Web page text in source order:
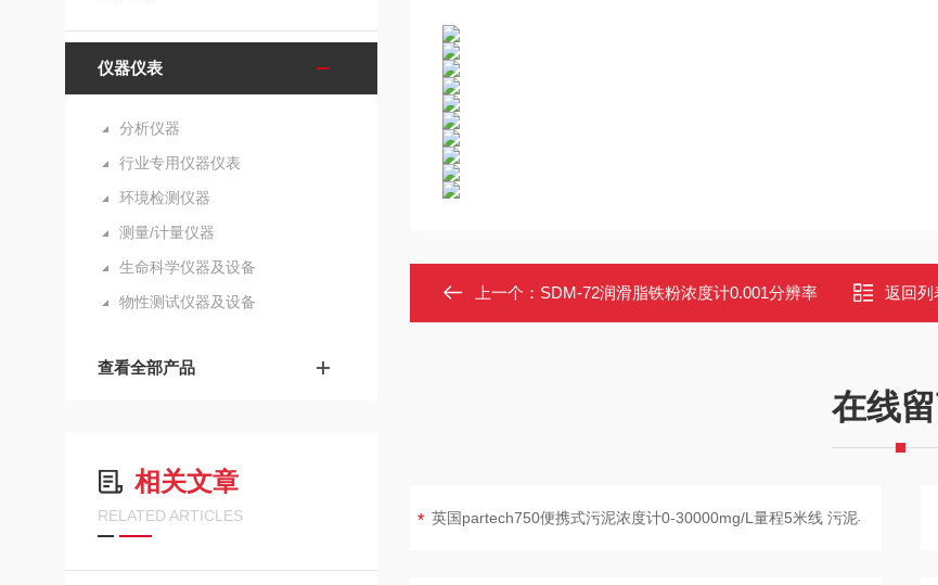
仪器仪表
分析仪器
行业专用仪器仪表
环境检测仪器
测量/计量仪器
生命科学仪器及设备
物性测试仪器及设备
查看全部产品
相关文章
RELATED ARTICLES
上一个： SDM-72润滑脂铁粉浓度计0.001分辨率 返回列
在线